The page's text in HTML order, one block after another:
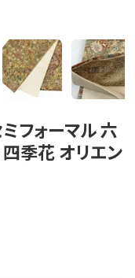
フォーマル 六
季花 オリエン